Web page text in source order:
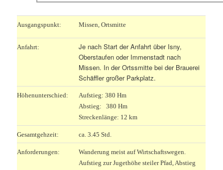
Ausgangspunkt: Missen, Ortsmitte
Anfahrt:
Je nach Start der Anfahrt über Isny,
Oberstaufen oder Immenstadt nach
Missen. In der Ortssmitte bei der Brauerei
Schäffler großer Parkplatz.
Höhenunterschied:
Aufstieg: 380 Hm
Abstieg: 380 Hm
Streckenlänge: 12 km
Gesamtgehzeit: ca. 3.45 Std.
Anforderungen:
Wanderung meist auf Wirtschaftswegen.
Aufstieg zur Jugethöhe steiler Pfad, Abstieg